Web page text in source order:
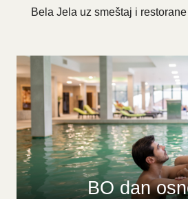
Bela Jela uz smeštaj i
BO dan